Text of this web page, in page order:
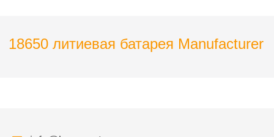
18650 литиевая батарея Manufacturer